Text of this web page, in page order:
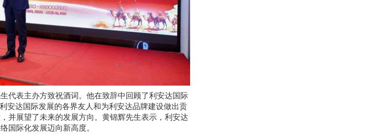
代表主办方致祝酒词。他在致辞中回顾了利安达国际
安达国际发展的各界友人和为利安达品牌建设做出贡
并展望了未来的发展方向。黄锦辉先生表示，利安达
国际化发展迈向新高度。